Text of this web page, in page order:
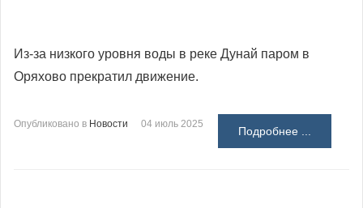
Из-за низкого уровня воды в реке Дунай паром в
Оряхово прекратил движение.
Опубликовано в Новости 04 июль 2025
Подробнее ...